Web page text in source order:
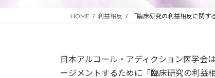
HOME 利益相反 「臨床研究の利益相反に関す
日本アルコール・アディクション医学会
ージメントするために「臨床研究の利益